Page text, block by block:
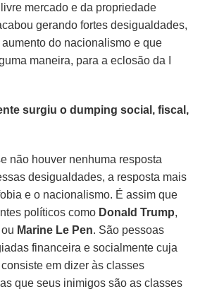
mercado e da propriedade
gerando fortes desigualdades,
do nacionalismo e que
maneira, para a eclosão da I
surgiu o dumping social, fiscal,
não houver nenhuma resposta
desigualdades, a resposta mais
e o nacionalismo. É assim que
políticos como Donald Trump,
ou Marine Le Pen. São pessoas
financeira e socialmente cuja
em dizer às classes
que seus inimigos são as classes